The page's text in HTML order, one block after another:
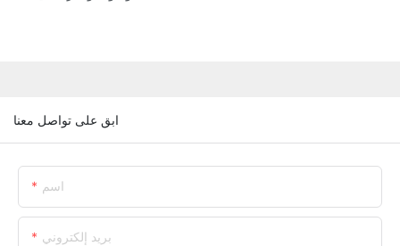
ابق على تواصل معنا
اسم
بريد إلكتروني